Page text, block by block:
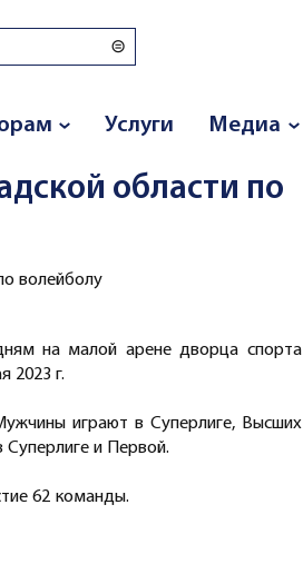
Услуги Медиа
области по
волейболу
на малой арене дворца спорта
2023 г.
играют в Суперлиге, Высших
и Первой.
62 команды.